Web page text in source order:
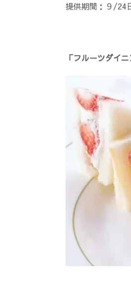
提供期間：９/24
「フルーツダイ